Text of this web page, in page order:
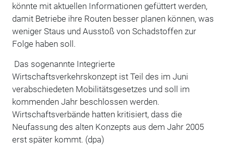
könnte mit aktuellen Informationen gefüttert werden,
damit Betriebe ihre Routen besser planen können, was
weniger Staus und Ausstoß von Schadstoffen zur
Folge haben soll.
Das sogenannte Integrierte
Wirtschaftsverkehrskonzept ist Teil des im Juni
verabschiedeten Mobilitätsgesetzes und soll im
kommenden Jahr beschlossen werden.
Wirtschaftsverbände hatten kritisiert, dass die
Neufassung des alten Konzepts aus dem Jahr 2005
erst später kommt. (dpa)